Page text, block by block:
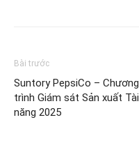
Bài trước
Suntory PepsiCo – Chương
trình Giám sát Sản xuất Tài
năng 2025